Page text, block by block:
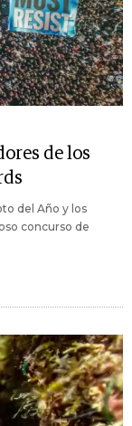
de los
del Año y los
concurso de